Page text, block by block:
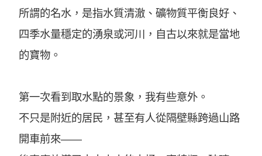
所謂的名水，是指水質清澈、礦物質平衡良好、
四季水量穩定的湧泉或河川，自古以來就是當地
的寶物。
第一次看到取水點的景象，我有些意外。
不只是附近的居民，甚至有人從隔壁縣跨過山路
開車前來——